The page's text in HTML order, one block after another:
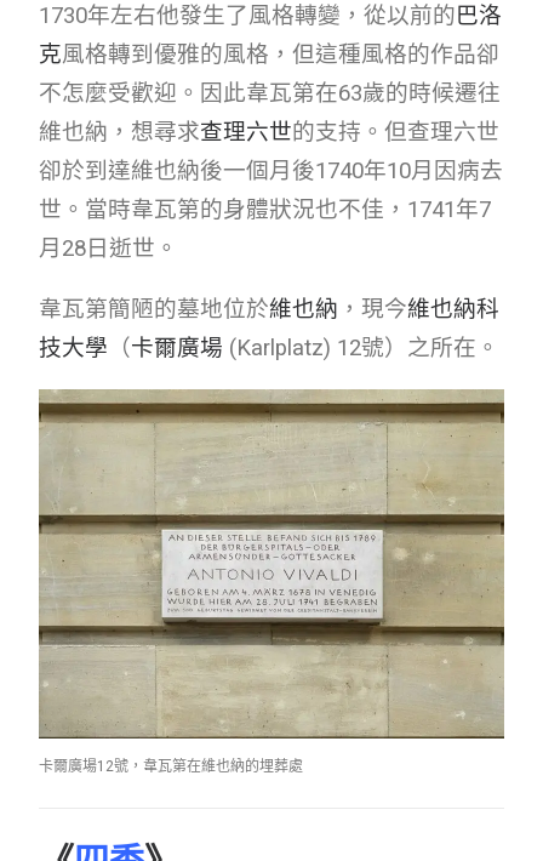
1730年左右他發生了風格轉變，從以前的巴洛
克風格轉到優雅的風格，但這種風格的作品卻
不怎麼受歡迎。因此韋瓦第在63歲的時候遷往
維也納，想尋求查理六世的支持。但查理六世
卻於到達維也納後一個月後1740年10月因病去
世。當時韋瓦第的身體狀況也不佳，1741年7
月28日逝世。
韋瓦第簡陋的墓地位於維也納 ，現今維也納科
技大學 （卡爾廣場 (Karlplatz) 12號）之所在。
卡爾廣場12號，韋瓦第在維也納的埋葬處